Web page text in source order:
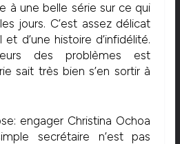
à une belle série sur ce qui
jours. C’est assez délicat
et d’une histoire d’infidélité.
des problèmes est
sait très bien s’en sortir à
engager Christina Ochoa
secrétaire n’est pas